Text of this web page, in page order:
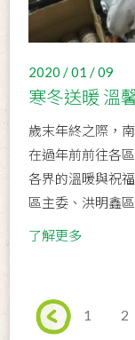
2020 / 01 / 09
寒冬送暖 溫
歲末年終之際，
在過年前前往各
各界的溫暖與祝
區主委、洪明鑫
了解更多
1 2